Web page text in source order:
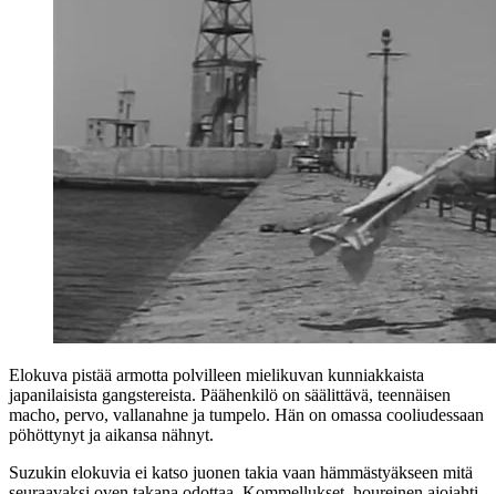
Elokuva pistää armotta polvilleen mielikuvan kunniakkaista
japanilaisista gangstereista. Päähenkilö on säälittävä, teennäisen
macho, pervo, vallanahne ja tumpelo. Hän on omassa cooliudessaan
pöhöttynyt ja aikansa nähnyt.
Suzukin elokuvia ei katso juonen takia vaan hämmästyäkseen mitä